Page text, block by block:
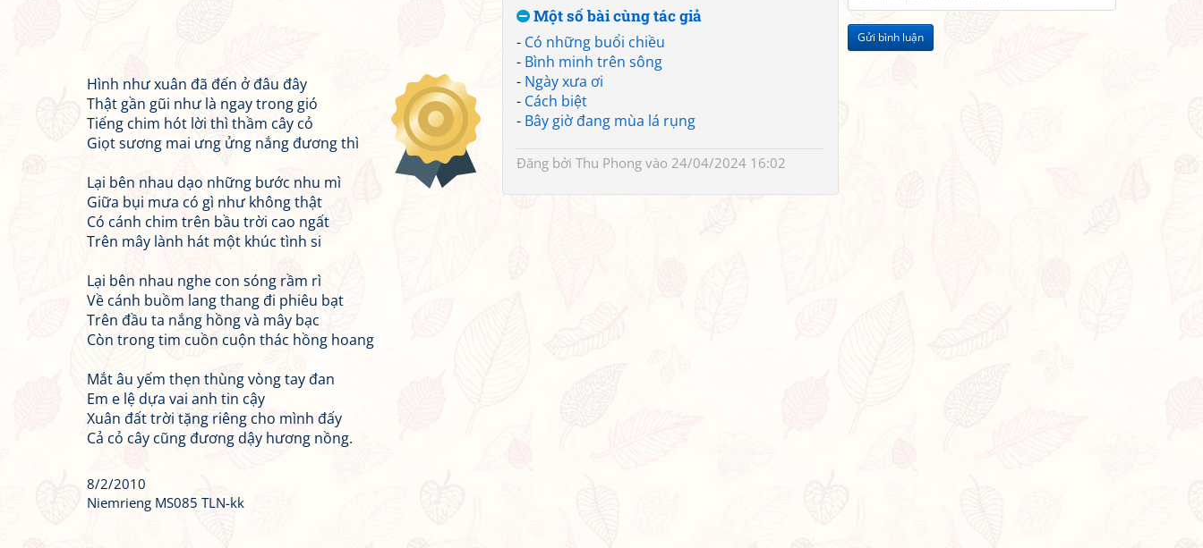
Gửi bình luận
Một số bài cùng tác giả
- Có những buổi chiều
- Bình minh trên sông
- Ngày xưa ơi
- Cách biệt
- Bây giờ đang mùa lá rụng
Đăng bởi Thu Phong vào 24/04/2024 16:02
Hình như xuân đã đến ở đâu đây
Thật gần gũi như là ngay trong gió
Tiếng chim hót lời thì thầm cây cỏ
Giọt sương mai ưng ửng nắng đương thì
Lại bên nhau dạo những bước nhu mì
Giữa bụi mưa có gì như không thật
Có cánh chim trên bầu trời cao ngất
Trên mây lành hát một khúc tình si
Lại bên nhau nghe con sóng rầm rì
Về cánh buồm lang thang đi phiêu bạt
Trên đầu ta nắng hồng và mây bạc
Còn trong tim cuồn cuộn thác hồng hoang
Mắt âu yếm thẹn thùng vòng tay đan
Em e lệ dựa vai anh tin cậy
Xuân đất trời tặng riêng cho mình đấy
Cả cỏ cây cũng đương dậy hương nồng.
8/2/2010
Niemrieng MS085 TLN-kk